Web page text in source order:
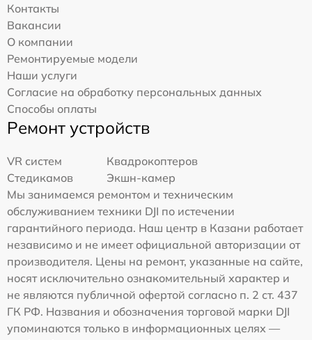
Контакты
Вакансии
О компании
Ремонтируемые модели
Наши услуги
Согласие на обработку персональных данных
Способы оплаты
Ремонт устройств
VR систем
Квадрокоптеров
Стедикамов
Экшн-камер
Мы занимаемся ремонтом и техническим
обслуживанием техники DJI по истечении
гарантийного периода. Наш центр в Казани работает
независимо и не имеет официальной авторизации от
производителя. Цены на ремонт, указанные на сайте,
носят исключительно ознакомительный характер и
не являются публичной офертой согласно п. 2 ст. 437
ГК РФ. Названия и обозначения торговой марки DJI
упоминаются только в информационных целях —